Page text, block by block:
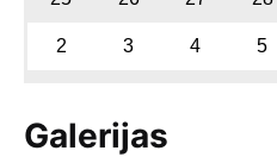
2 3 4 5
Galerijas